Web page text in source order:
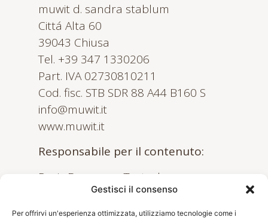
Gestisci il consenso
Per offrirvi un'esperienza ottimizzata, utilizziamo tecnologie come i
muwit d. sandra stablum
Cittá Alta 60
39043 Chiusa
Tel. +39 347 1330206
Part. IVA 02730810211
Cod. fisc. STB SDR 88 A44 B160 S
info@muwit.it
www.muwit.it
Responsabile per il contenuto:
Doris Brunner – Textsalon
Sandra Stablum